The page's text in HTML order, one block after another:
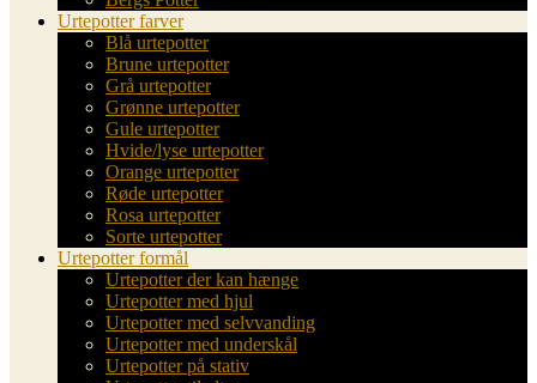
Urtepotter farver
Blå urtepotter
Brune urtepotter
Grå urtepotter
Grønne urtepotter
Gule urtepotter
Hvide/lyse urtepotter
Orange urtepotter
Røde urtepotter
Rosa urtepotter
Sorte urtepotter
Urtepotter formål
Urtepotter der kan hænge
Urtepotter med hjul
Urtepotter med selvvanding
Urtepotter med underskål
Urtepotter på stativ